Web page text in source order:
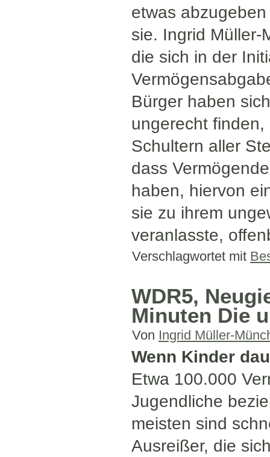
etwas
sie. Ingrid Müller-
die sich in der
Bürger haben
ungerecht
Schultern aller
dass
haben, hiervon
sie zu ihrem
veranlasste,
Verschlagwortet mit
WDR5,
Minuten Die
Von Ingrid Müller-
Wenn Kinder
Etwa 100.000
Jugendliche
meisten sind
Ausreißer, die